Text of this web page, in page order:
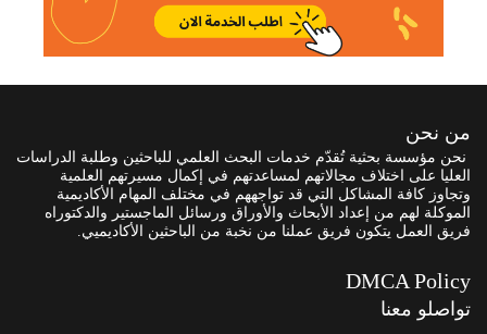
من نحن
نحن مؤسسة بحثية تُقدّم خدمات البحث العلمي للباحثين وطلبة الدراسات
العليا على اختلاف مجالاتهم لمساعدتهم في إكمال مسيرتهم العلمية
وتجاوز كافة المشاكل التي قد تواجههم في مختلف المهام الأكاديمية
الموكلة لهم من إعداد الأبحاث والأوراق ورسائل الماجستير والدكتوراه
فريق العمل يتكون فريق عملنا من نخبة من الباحثين الأكاديميي.
DMCA Policy
تواصلو معنا